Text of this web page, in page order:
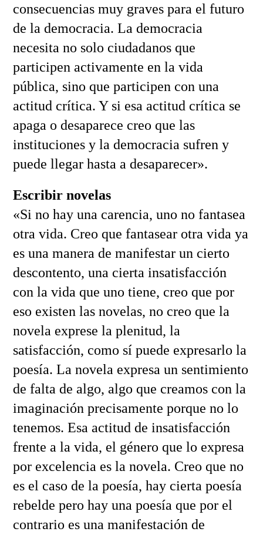
consecuencias muy graves para el futuro
de la democracia. La democracia
necesita no solo ciudadanos que
participen activamente en la vida
pública, sino que participen con una
actitud crítica. Y si esa actitud crítica se
apaga o desaparece creo que las
instituciones y la democracia sufren y
puede llegar hasta a desaparecer».
Escribir novelas
«Si no hay una carencia, uno no fantasea
otra vida. Creo que fantasear otra vida ya
es una manera de manifestar un cierto
descontento, una cierta insatisfacción
con la vida que uno tiene, creo que por
eso existen las novelas, no creo que la
novela exprese la plenitud, la
satisfacción, como sí puede expresarlo la
poesía. La novela expresa un sentimiento
de falta de algo, algo que creamos con la
imaginación precisamente porque no lo
tenemos. Esa actitud de insatisfacción
frente a la vida, el género que lo expresa
por excelencia es la novela. Creo que no
es el caso de la poesía, hay cierta poesía
rebelde pero hay una poesía que por el
contrario es una manifestación de